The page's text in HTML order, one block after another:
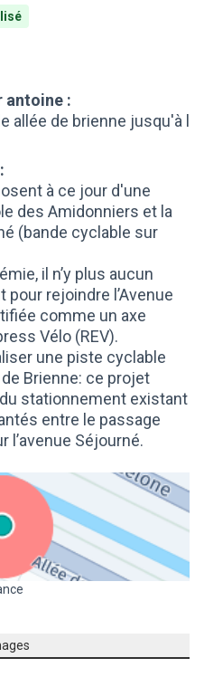
antoine :
allée de brienne jusqu'à l
à ce jour d'une
des Amidonniers et la
(bande cyclable sur
il n’y plus aucun
rejoindre l’Avenue
comme un axe
Vélo (REV).
une piste cyclable
Brienne: ce projet
stationnement existant
entre le passage
l’avenue Séjourné.